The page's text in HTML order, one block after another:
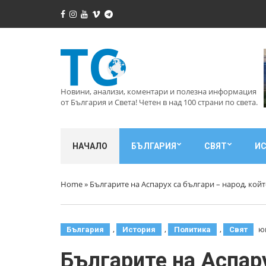
Новини, анализи, коментари и полезна информация
от България и Света! Четен в над 100 страни по света.
НАЧАЛО БЪЛГАРИЯ СВЯТ
Home» Българите на Аспарух са българи – народ,
България , История , Политика , Свят
Българите на